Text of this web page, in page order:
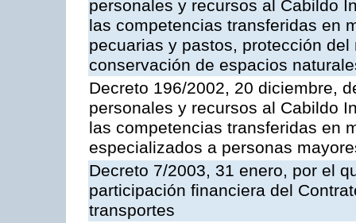
personales y recursos al Cabildo
las competencias transferidas en
pecuarias y pastos, protección
conservación de espacios
Decreto 196/2002, 20 diciembre,
personales y recursos al Cabildo
las competencias transferidas en
especializados a personas
Decreto 7/2003, 31 enero, por el
participación financiera del
transportes